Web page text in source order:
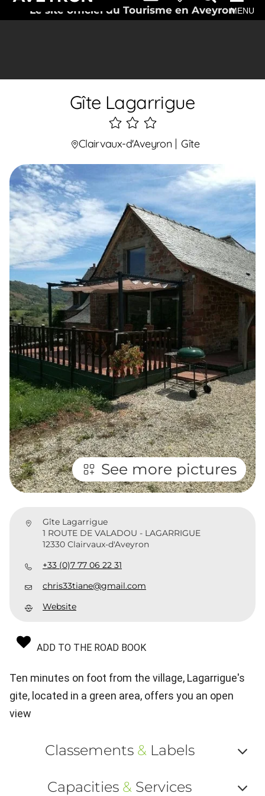
Le site officiel du Tourisme en AveyronMENU
Gîte Lagarrigue
3
étoiles
Clairvaux-d'Aveyron Gîte
See more pictures
Gîte Lagarrigue
1 ROUTE DE VALADOU - LAGARRIGUE
12330 Clairvaux-d'Aveyron
+33 (0)7 77 06 22 31
chris33tiane@gmail.com
Website
ADD TO THE ROAD BOOK
Ten minutes on foot from the village, Lagarrigue's
gite, located in a green area, offers you an open
view
Classements &Labels
Capacities & Services